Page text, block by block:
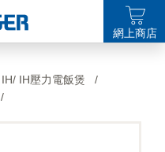
網上商店
IH/ IH壓力電飯煲
/
/